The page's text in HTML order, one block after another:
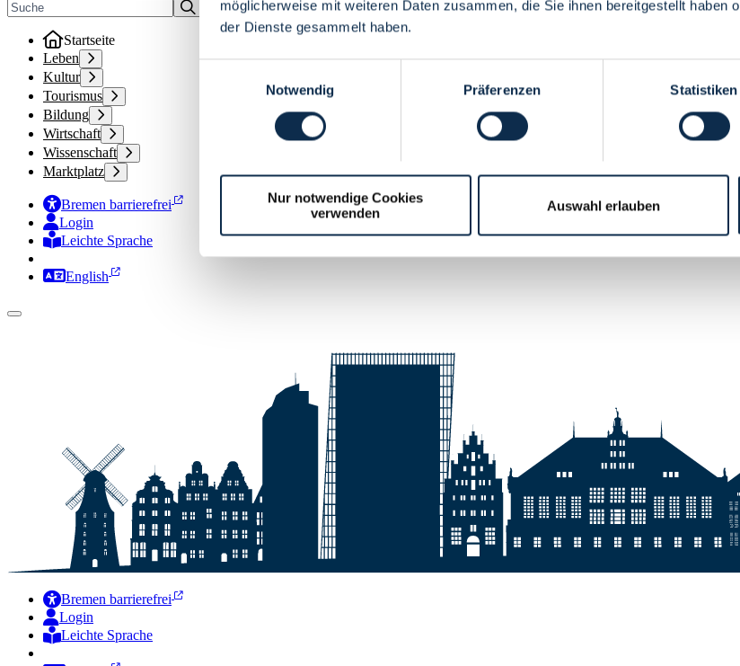
möglicherweise mit weiteren Daten zusammen, die Sie ihnen bereitgestellt haben
der Dienste gesammelt haben.
Notwendig
Präferenzen Statistiken
Nur notwendige Cookies
verwenden
Auswahl erlauben
Startseite
Leben
Kultur
Tourismus
Bildung
Wirtschaft
Wissenschaft
Marktplatz
Bremen barrierefrei
Login
Leichte Sprache
Zur Deutschen Gebärdensprache
English
Bremen barrierefrei
Login
Leichte Sprache